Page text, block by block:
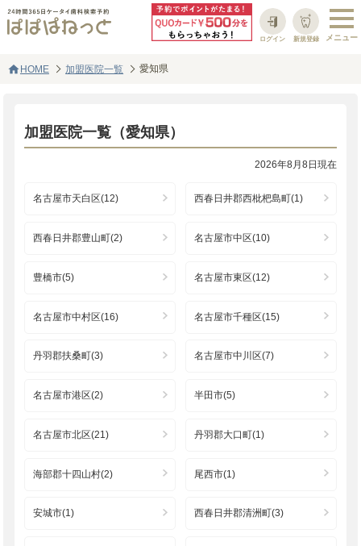
新規登録
ログイン
homeHOME 加盟医院一覧 愛知県
加盟医院一覧（愛知県）
2026年8月8日現在
名古屋市天白区(12) 西春日井郡西枇杷島町(1)
西春日井郡豊山町(2) 名古屋市中区(10)
豊橋市(5) 名古屋市東区(12)
名古屋市中村区(16) 名古屋市千種区(15)
丹羽郡扶桑町(3) 名古屋市中川区(7)
名古屋市港区(2) 半田市(5)
名古屋市北区(21) 丹羽郡大口町(1)
海部郡十四山村(2) 尾西市(1)
安城市(1) 西春日井郡清洲町(3)